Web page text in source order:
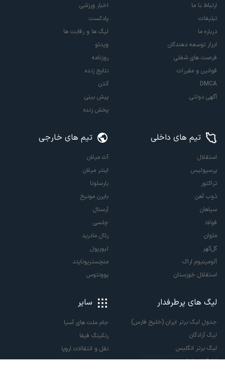
ارتباط با ما
تبلیغات
درباره ما
ابزار توسعه دهندگان
فرصت های شغلی
قوانین و مقررات
DMCA
آگهی دولتی
اخبار ورزشی
پادکست
لیگ ها و رقابت ها
ویدئو
روزنامه
نتایج زنده
آنتن
پیش بینی
پخش زنده
تیم های داخلی
استقلال
پرسپولیس
تراکتور
ذوب آهن
سپاهان
فولاد
ملوان
گل‌گهر
آلومینیوم اراک
استقلال خوزستان
تیم های خارجی
آث میلان
اینتر میلان
بارسلونا
بایرن مونیخ
آرسنال
چلسی
رئال مادرید
لیورپول
منچستریونایتد
یوونتوس
لیگ های پرطرفدار
جدول لیگ برتر ایران (خلیج فارس)
لیگ آزادگان
لیگ برتر انگلیس
لالیگا اسپانیا
سایر
جام ملت های آسیا
رنکینگ فیفا
نقل و انتقالات اروپا
نقل و انتقالات ایران